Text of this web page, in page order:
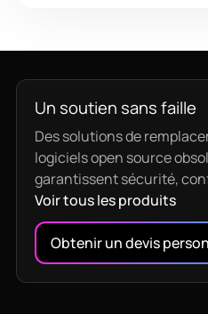
Un soutien sans faille
Des solutions de
logiciels open source
garantissent sécurité,
Voir tous les produits
Obtenir un devis